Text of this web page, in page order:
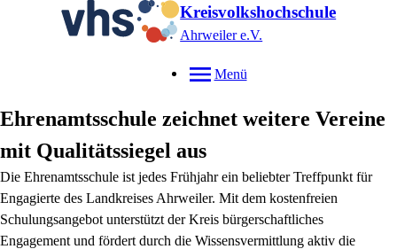
Kreisvolkshochschule
Ahrweiler e.V.
Menü
Ehrenamtsschule zeichnet weitere Vereine
mit Qualitätssiegel aus
Die Ehrenamtsschule ist jedes Frühjahr ein beliebter Treffpunkt für
Engagierte des Landkreises Ahrweiler. Mit dem kostenfreien
Schulungsangebot unterstützt der Kreis bürgerschaftliches
Engagement und fördert durch die Wissensvermittlung aktiv die